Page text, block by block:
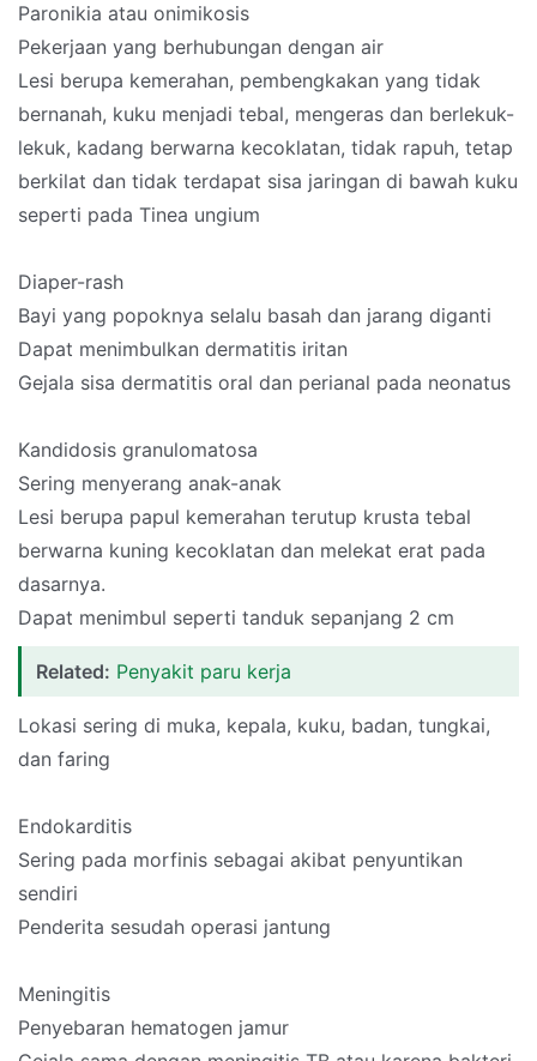
Paronikia atau onimikosis
Pekerjaan yang berhubungan dengan air
Lesi berupa kemerahan, pembengkakan yang tidak
bernanah, kuku menjadi tebal, mengeras dan berlekuk-
lekuk, kadang berwarna kecoklatan, tidak rapuh, tetap
berkilat dan tidak terdapat sisa jaringan di bawah kuku
seperti pada Tinea ungium
Diaper-rash
Bayi yang popoknya selalu basah dan jarang diganti
Dapat menimbulkan dermatitis iritan
Gejala sisa dermatitis oral dan perianal pada neonatus
Kandidosis granulomatosa
Sering menyerang anak-anak
Lesi berupa papul kemerahan terutup krusta tebal
berwarna kuning kecoklatan dan melekat erat pada
dasarnya.
Dapat menimbul seperti tanduk sepanjang 2 cm
Related: Penyakit paru kerja
Lokasi sering di muka, kepala, kuku, badan, tungkai,
dan faring
Endokarditis
Sering pada morfinis sebagai akibat penyuntikan
sendiri
Penderita sesudah operasi jantung
Meningitis
Penyebaran hematogen jamur